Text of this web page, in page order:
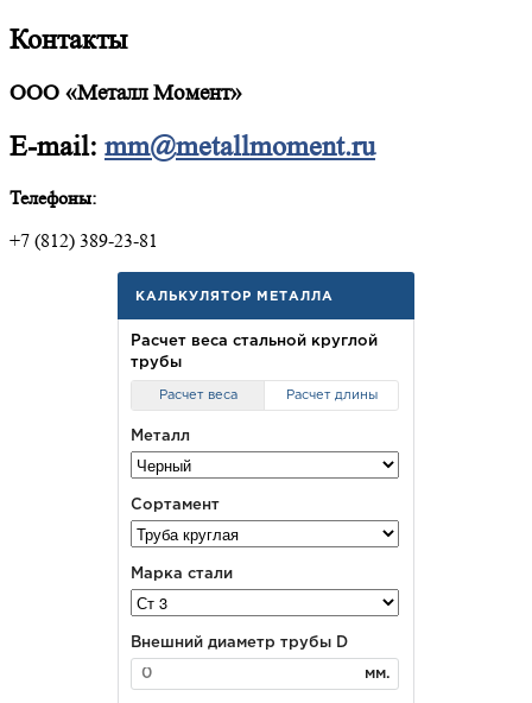
Контакты
ООО «Металл Момент»
E-mail: mm@metallmoment.ru
Телефоны:
+7 (812) 389-23-81